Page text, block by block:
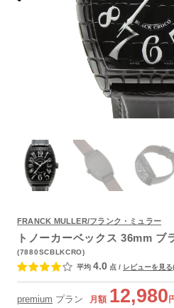
FRANCK MULLER/フランク・ミュラー
トノーカーベックス 36mm ブ
(7880SCBLKCRO)
平均 4.0 点 / レビューを見る
premium プラン 月額 12,980
よくあるご質問